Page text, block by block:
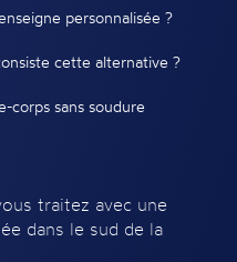
personnalisée ?
cette alternative ?
corps sans soudure
traitez avec une
dans le sud de la